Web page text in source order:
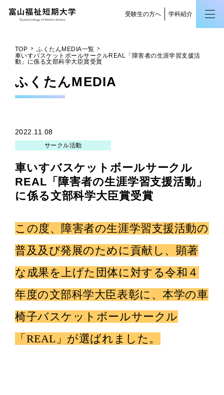
受験生の方へ 学科紹介
TOP
ふくたんMEDIA一覧
車いすバスケットボールサークルREAL「障害者の生涯学習支援活
動」に係る文部科学大臣賞受賞
ふくたんMEDIA
2022.11.08
サークル活動
車いすバスケットボールサークル
REAL「障害者の生涯学習支援活動」
に係る文部科学大臣賞受賞
この度、障害者の生涯学習支援活動の
普及及び発展のために貢献し、顕著
な成果を上げた団体に対する令和４
年度の文部科学大臣表彰に、本学の車
椅子バスケットボールサークル
「REAL」が選ばれました。